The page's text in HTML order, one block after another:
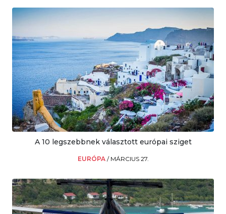
A 10 legszebbnek választott európai sziget
EURÓPA / MÁRCIUS 27.